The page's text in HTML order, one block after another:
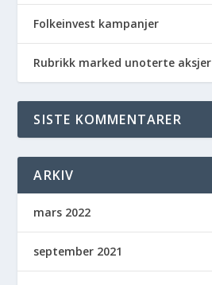
Folkeinvest kampanjer
Rubrikk marked unoterte aksjer
SISTE KOMMENTARER
ARKIV
mars 2022
september 2021